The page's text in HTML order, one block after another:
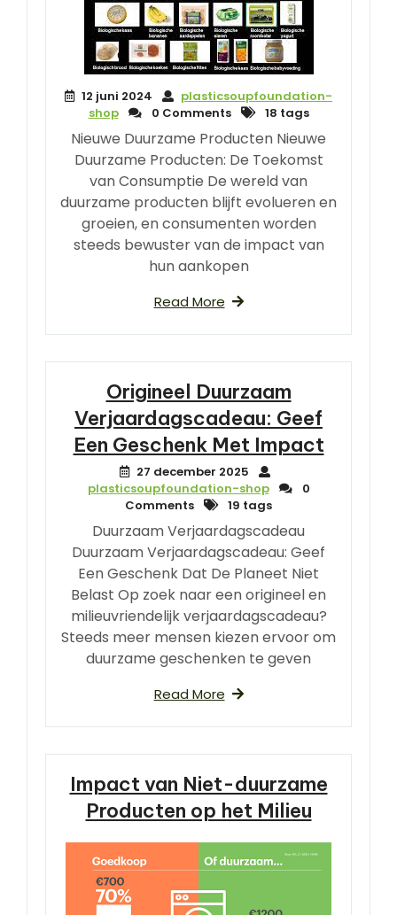
12 juni 2024
plasticsoupfoundation-
shop
0 Comments 18 tags
Nieuwe Duurzame Producten Nieuwe
Duurzame Producten: De Toekomst
van Consumptie De wereld van
duurzame producten blijft evolueren en
groeien, en consumenten worden
steeds bewuster van de impact van
hun aankopen
Read More
Origineel Duurzaam
Verjaardagscadeau: Geef
Een Geschenk Met Impact
27 december 2025
plasticsoupfoundation-shop
0
Comments
19 tags
Duurzaam Verjaardagscadeau
Duurzaam Verjaardagscadeau: Geef
Een Geschenk Dat De Planeet Niet
Belast Op zoek naar een origineel en
milieuvriendelijk verjaardagscadeau?
Steeds meer mensen kiezen ervoor om
duurzame geschenken te geven
Read More
Impact van Niet-duurzame
Producten op het Milieu